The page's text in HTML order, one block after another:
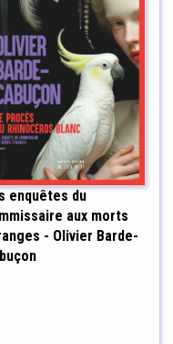
enquêtes du
aux morts
- Olivier Barde-